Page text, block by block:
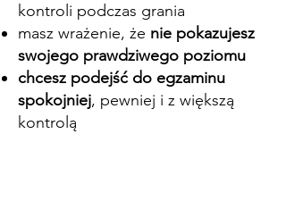
kontroli podczas grania
masz wrażenie, że nie pokazujesz
swojego prawdziwego poziomu
chcesz podejść do egzaminu
spokojniej, pewniej i z większą
kontrolą